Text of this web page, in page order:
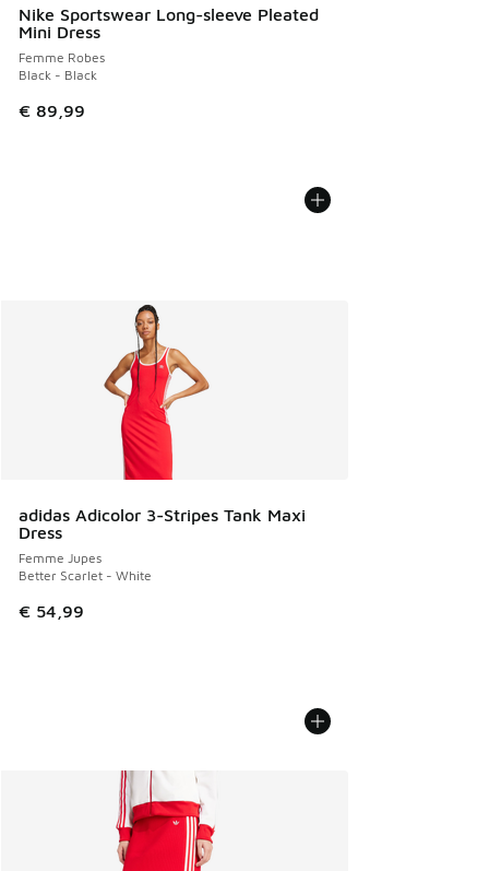
Nike Sportswear Long-sleeve Pleated
Mini Dress
Femme Robes
Black - Black
€ 89,99
adidas Adicolor 3-Stripes Tank Maxi
Dress
Femme Jupes
Better Scarlet - White
€ 54,99